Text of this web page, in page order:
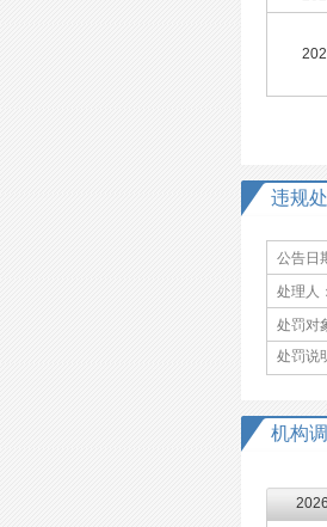
违规
公告日
处理人：
处罚对
处罚说
机构